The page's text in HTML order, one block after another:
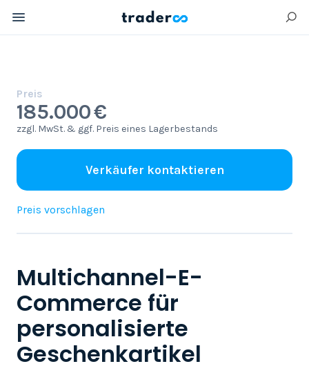
Multichannel-E-
Commerce für
personalisierte
Geschenkartikel
Preis
185.000 €
zzgl. MwSt. & ggf. Preis eines Lagerbestands
Verkäufer kontaktieren
Preis vorschlagen